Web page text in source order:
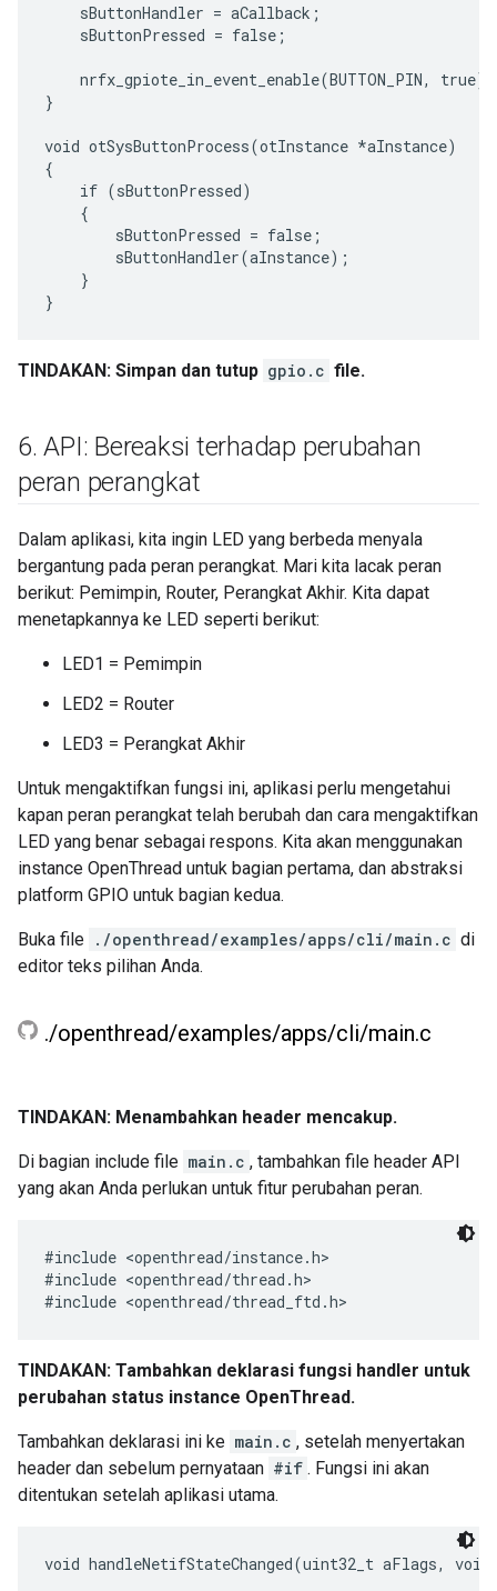
    sButtonHandler = aCallback;
    sButtonPressed = false;
    nrfx_gpiote_in_event_enable(BUTTON_PIN, true);
}
void otSysButtonProcess(otInstance *aInstance)
{
    if (sButtonPressed)
    {
        sButtonPressed = false;
        sButtonHandler(aInstance);
    }
TINDAKAN: Simpan dan tutup gpio.c file.
6. API: Bereaksi terhadap perubahan
peran perangkat
Dalam aplikasi, kita ingin LED yang berbeda menyala
bergantung pada peran perangkat. Mari kita lacak peran
berikut: Pemimpin, Router, Perangkat Akhir. Kita dapat
menetapkannya ke LED seperti berikut:
LED1 = Pemimpin
LED2 = Router
LED3 = Perangkat Akhir
Untuk mengaktifkan fungsi ini, aplikasi perlu mengetahui
kapan peran perangkat telah berubah dan cara mengaktifkan
LED yang benar sebagai respons. Kita akan menggunakan
instance OpenThread untuk bagian pertama, dan abstraksi
platform GPIO untuk bagian kedua.
Buka file ./openthread/examples/apps/cli/main.c di
editor teks pilihan Anda.
./openthread/examples/apps/cli/main.c
TINDAKAN: Menambahkan header mencakup.
Di bagian include file main.c , tambahkan file header API
yang akan Anda perlukan untuk fitur perubahan peran.
#include <openthread/instance.h>
#include <openthread/thread.h>
TINDAKAN: Tambahkan deklarasi fungsi handler untuk
perubahan status instance OpenThread.
Tambahkan deklarasi ini ke main.c , setelah menyertakan
header dan sebelum pernyataan #if . Fungsi ini akan
ditentukan setelah aplikasi utama.